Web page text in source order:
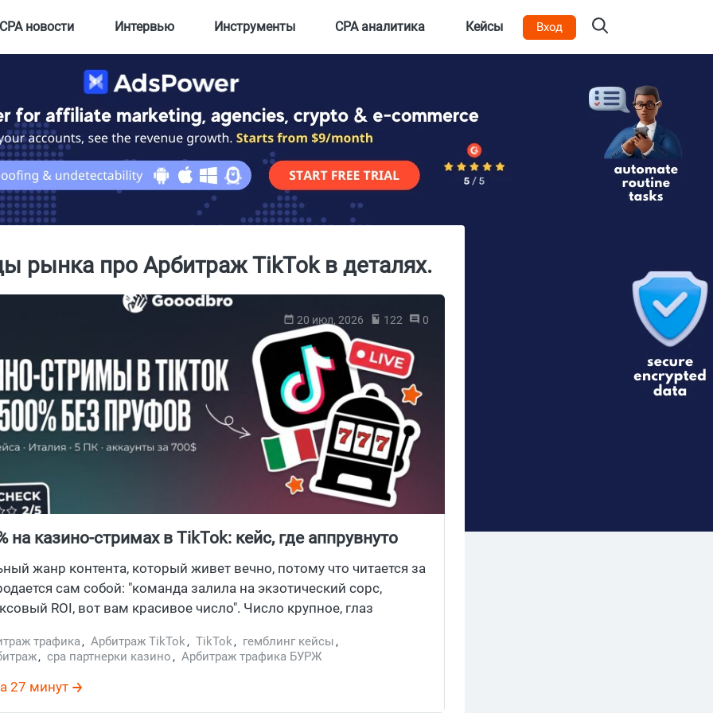
CPA новости Интервью Инструменты CPA аналитика Кейсы Вход
рынка про Арбитраж TikTok в деталях.
20 июл, 2026 122 0
на казино-стримах в TikTok: кейс, где аппрувнуто
$8490 висит в холде
жанр контента, который живет вечно, потому что читается за
сам собой: "команда залила на экзотический сорс,
ROI, вот вам красивое число". Число крупное, глаз
сама тянется к менеджеру партнерки. А если приглядеться,
обычно лежит не отчет, а обещание.
трафика, Арбитраж TikTok, TikTok, гемблинг кейсы,
, cpa партнерки казино, Арбитраж трафика БУРЖ
27 минут